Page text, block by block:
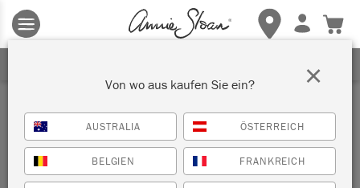
Es gelten die allgemeinen Geschäftsbedingungen.
hierfür weitere Informationen.
Blau
FILTERN SORTIEREN NACH
Von wo aus kaufen Sie ein?
AUSTRALIA ÖSTERREICH
BELGIEN FRANKREICH
×